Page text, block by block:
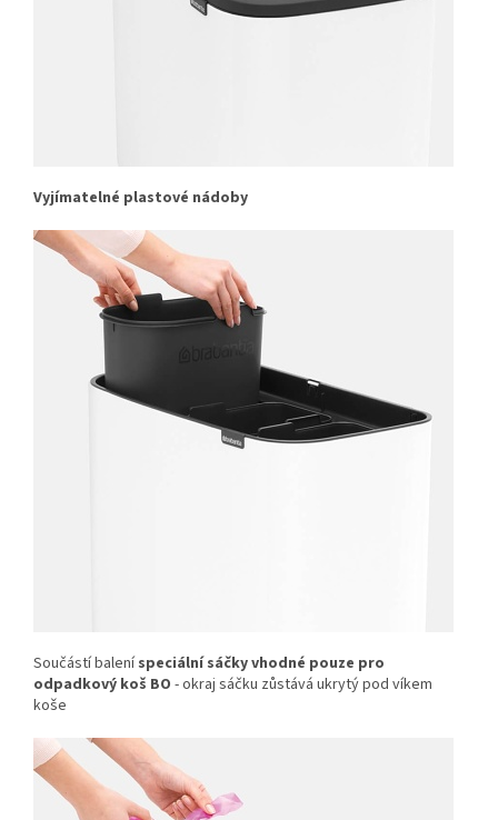
Vyjímatelné plastové nádoby
Součástí baleníspeciální sáčky vhodné pouze pro
odpadkový koš BO - okraj sáčku zůstává ukrytý pod víkem
koše